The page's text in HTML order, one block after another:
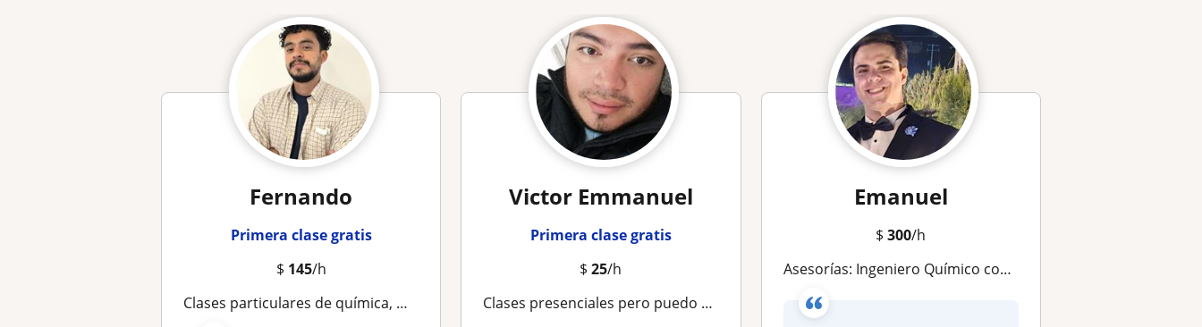
Fernando
Primera clase gratis
$ 145/h
Clases particulares de química, modalidad presencial (Querétaro) o en línea
Victor Emmanuel
Primera clase gratis
$25/h
Clases presenciales pero puedo ajustarme a online
Emanuel
$300/h
Asesorías: Ingeniero Químico con Pasión por la Enseñanza de Ciencias Exactas y Naturales